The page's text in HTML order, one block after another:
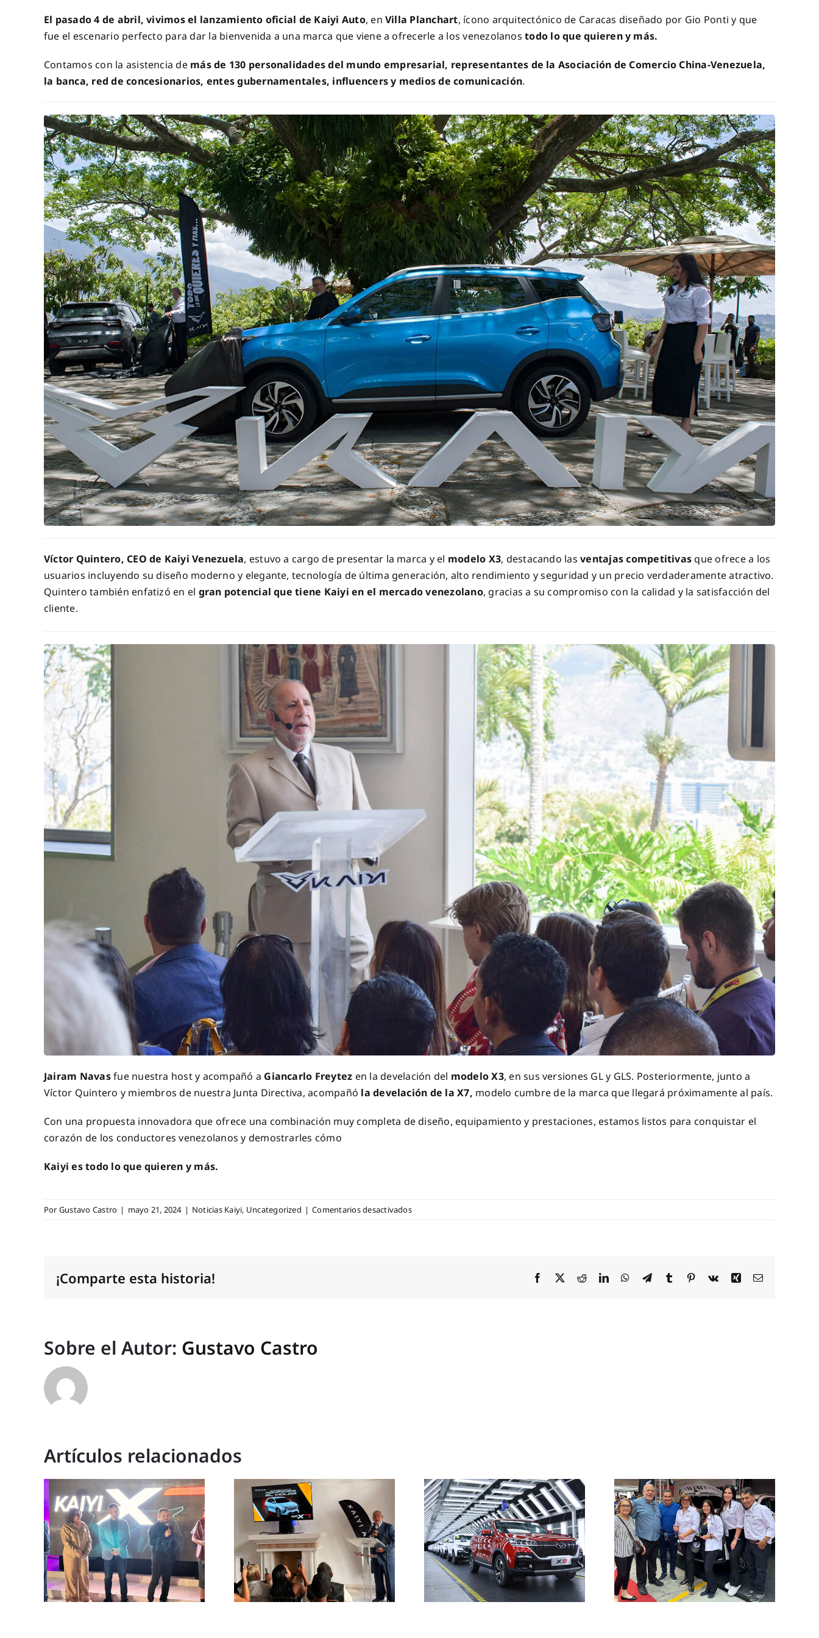
El pasado 4 de abril, vivimos el lanzamiento oficial de Kaiyi Auto, en Villa Planchart, ícono arquitectónico de Caracas diseñado por Gio Ponti y que
fue el escenario perfecto para dar la bienvenida a una marca que viene a ofrecerle a los venezolanostodo lo que quieren y más.
Contamos con la asistencia de más de 130 personalidades del mundo empresarial, representantes de la Asociación de Comercio China-Venezuela,
la banca, red de concesionarios, entes gubernamentales, influencers y medios de comunicación.
Víctor Quintero, CEO de Kaiyi Venezuela, estuvo a cargo de presentar la marca y el modelo X3, destacando lasventajas competitivasque ofrece a los
usuarios incluyendo su diseño moderno y elegante, tecnología de última generación, alto rendimiento y seguridad y un precio verdaderamente atractivo.
Quintero también enfatizó en el gran potencial que tiene Kaiyi en el mercado venezolano, gracias a su compromiso con la calidad y la satisfacción del
cliente.
Jairam Navasfue nuestra host y acompañó a Giancarlo Freytez en la develación del modelo X3, en sus versiones GL y GLS. Posteriormente, junto a
Víctor Quintero y miembros de nuestra Junta Directiva, acompañó la develación de la X7, modelo cumbre de la marca que llegará próximamente al país.
Con una propuesta innovadora que ofrece una combinación muy completa de diseño, equipamiento y prestaciones, estamos listos para conquistar el
corazón de los conductores venezolanos y demostrarles cómo
Kaiyi es todo lo que quieren y más.
PorGustavo Castro | mayo 21, 2024 | Noticias Kaiyi, Uncategorized | Comentarios desactivadosen
¡Comparte esta historia! Facebook
X RedditLinkedInWhatsApp
TelegramTumblr Pinterest
Vk Xing Correo
Sobre el Autor: Gustavo Castro
Artículos relacionados